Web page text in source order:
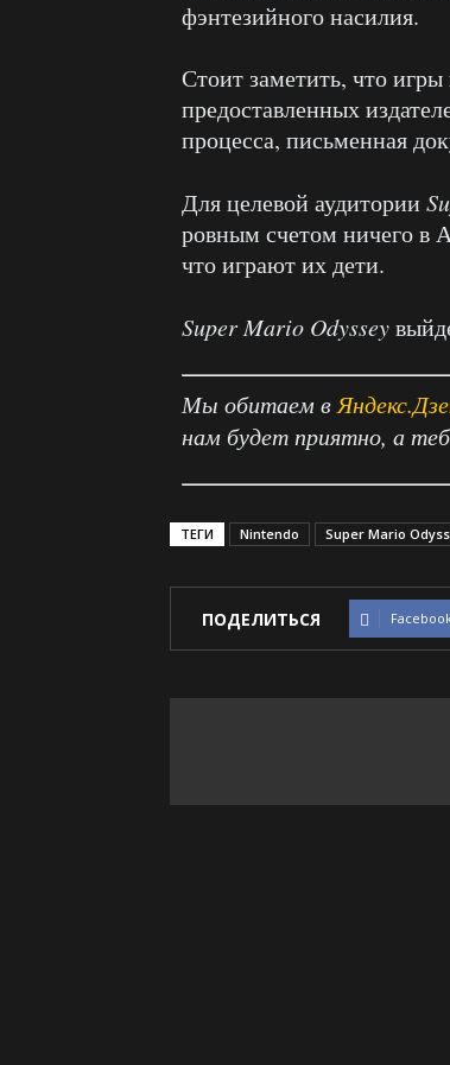
фэнтезийного насилия.
Стоит заметить, что
предоставленных
процесса, письменная
Для целевой аудитории
ровным счетом ничего в
что играют их дети.
Super Mario Odyssey
Мы обитаем в
нам будет приятно, а
ТЕГИ Nintendo Super Mario
ПОДЕЛИТЬСЯ